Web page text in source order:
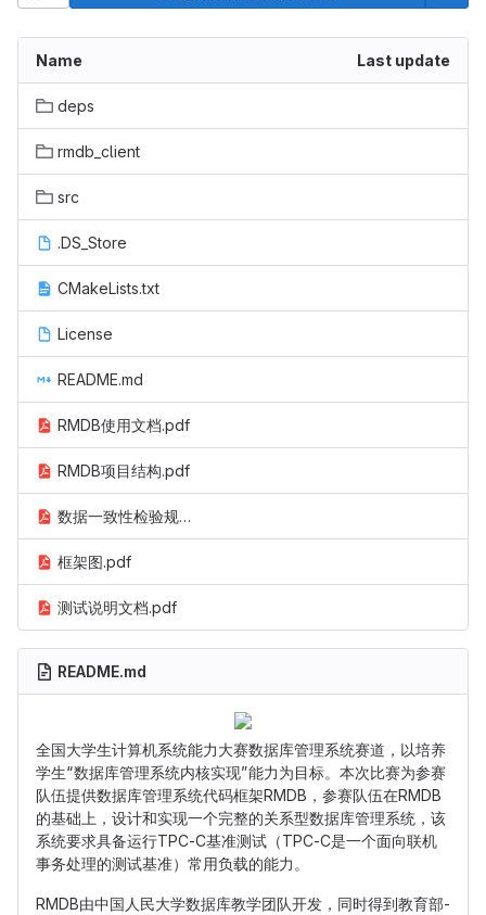
Name Last update
deps
rmdb_client
src
.DS_Store
CMakeLists.txt
License
README.md
RMDB使用文档.pdf
RMDB项目结构.pdf
数据一致性检验规则.pdf
框架图.pdf
测试说明文档.pdf
README.md
全国大学生计算机系统能力大赛数据库管理系统赛道，以培养
学生“数据库管理系统内核实现”能力为目标。本次比赛为参赛
队伍提供数据库管理系统代码框架RMDB，参赛队伍在RMDB
的基础上，设计和实现一个完整的关系型数据库管理系统，该
系统要求具备运行TPC-C基准测试（TPC-C是一个面向联机
事务处理的测试基准）常用负载的能力。
RMDB由中国人民大学数据库教学团队开发，同时得到教育部-